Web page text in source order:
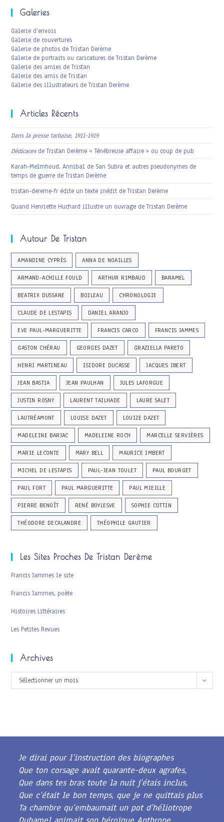
Galeries
Galerie d’envois
Galerie de couvertures
Galerie de photos de Tristan Derème
Galerie de portraits ou caricatures de Tristan Derème
Galerie des amies de Tristan
Galerie des amis de Tristan
Galerie des illustrateurs de Tristan Derème
Articles Récents
Dans la presse tarbaise, 1911-1919
Dédicacesde Tristan Derème « Ténébreuse affaire » ou coup de pub
Karah-Melmhoud, Annibal de San Subra et autres pseudonymes de
temps de guerre de Tristan Derème
tristan-dereme-fr édite un texte inédit de Tristan Derème
Quand Henriette Huchard illustre un ouvrage de Tristan Derème
Autour De Tristan
AMANDINE CYPRÈS ANNA DE NOAILLES
ARMAND-ACHILLE FOULD ARTHUR RIMBAUD BARAMEL
BEATRIX DUSSANE BOILEAU CHRONOLOGIE
CLAUDE DE LESTAPIS DANIEL ARANJO
EVE PAUL-MARGUERITTE FRANCIS CARCO FRANCIS JAMMES
GASTON CHÉRAU GEORGES DAZET GRAZIELLA PARETO
HENRI MARTINEAU ISIDORE DUCASSE JACQUES IBERT
JEAN BASTIA JEAN PAULHAN JULES LAFORGUE
JUSTIN ROSNY LAURENT TAILHADE LAURE SALET
LAUTRÉAMONT LOUISE DAZET LOUIZE DAZET
MADELEINE BARJAC MADELEINE ROCH MARCELLE SERVIÈRES
MARIE LECONTE MARY BELL MAURICE IMBERT
MICHEL DE LESTAPIS PAUL-JEAN TOULET PAUL BOURGET
PAUL FORT PAUL MARGUERITTE PAUL MIEILLE
PIERRE BENOÎT RENÉ BOYLESVE SOPHIE COTTIN
THÉODORE DECALANDRE THÉOPHILE GAUTIER
Les Sites Proches De Tristan Derème
Francis Jammes le site
Francis Jammes, poète
Histoires Littéraires
Les Petites Revues
Archives
Archives
Sélectionner un mois
Je dirai pour l’instruction des biographes
Que ton corsage avait quarante-deux agrafes,
Que dans tes bras toute la nuit j’étais inclus,
Que c’était le bon temps, que je ne quittais plus
Ta chambre qu’embaumait un pot d’héliotrope